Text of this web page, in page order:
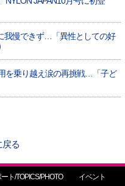
我慢できず…「異性としての好
を乗り越え涙の再挑戦…「子ど
る
ト/TOPICS/PHOTO
イベント